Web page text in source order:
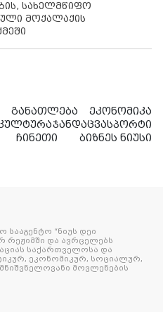
სახელმწიფო
მოქალაქის
განათლება
ეკონომიკა
ჯანდაცვასპორტი
ჩინეთი ბიზნეს ნიუსი
“ნიუს დეი
რეჟიმში და ავრცელებს
საქართველოსა და
ეკონომიკურ, სოციალურ,
მოვლენების